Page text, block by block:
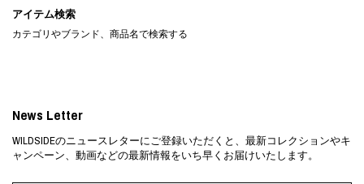
アイテム検索
カテゴリやブランド、商品名で検索する
News Letter
WILDSIDEのニュースレターにご登録いただくと、最新コレクションやキ
ャンペーン、動画などの最新情報をいち早くお届けいたします。